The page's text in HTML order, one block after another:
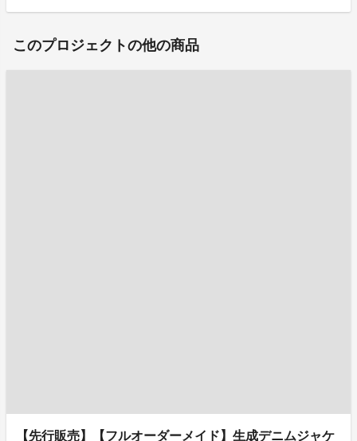
このプロジェクトの他の商品
【先行販売】【フルオーダーメイド】生成デニムジャケ